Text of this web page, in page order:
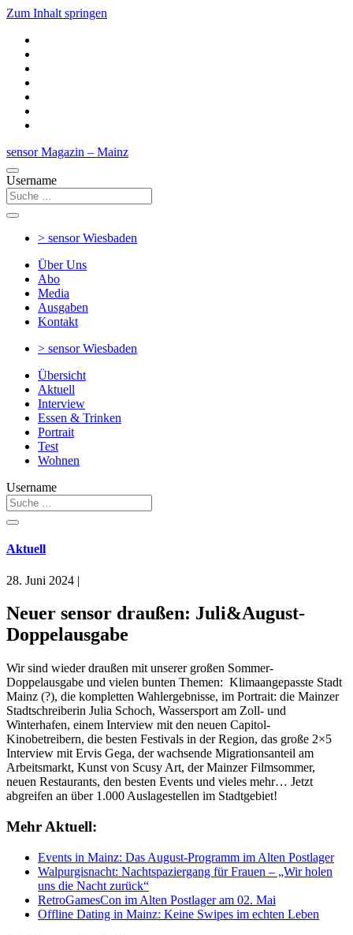
Zum Inhalt springen
sensor Magazin – Mainz
Username
> sensorWiesbaden
Über Uns
Abo
Media
Ausgaben
Kontakt
> sensorWiesbaden
Übersicht
Aktuell
Interview
Essen & Trinken
Portrait
Test
Wohnen
Username
Aktuell
28. Juni 2024 |
Neuer sensor draußen: Juli&August-
Doppelausgabe
Wir sind wieder draußen mit unserer großen Sommer-
Doppelausgabe und vielen bunten Themen: Klimaangepasste Stadt
Mainz (?), die kompletten Wahlergebnisse, im Portrait: die Mainzer
Stadtschreiberin Julia Schoch, Wassersport am Zoll- und
Winterhafen, einem Interview mit den neuen Capitol-
Kinobetreibern, die besten Festivals in der Region, das große 2×5
Interview mit Ervis Gega, der wachsende Migrationsanteil am
Arbeitsmarkt, Kunst von Scusy Art, der Mainzer Filmsommer,
neuen Restaurants, den besten Events und vieles mehr… Jetzt
abgreifen an über 1.000 Auslagestellen im Stadtgebiet!
Mehr Aktuell:
Events in Mainz: Das August-Programm im Alten Postlager
Walpurgisnacht: Nachtspaziergang für Frauen – „Wir holen
uns die Nacht zurück“
RetroGamesCon im Alten Postlager am 02. Mai
Offline Dating in Mainz: Keine Swipes im echten Leben